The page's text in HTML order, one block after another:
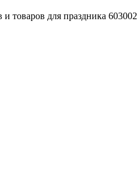
товаров для праздника 603002